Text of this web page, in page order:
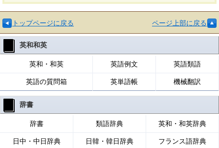
トップページに戻る ページ上部に戻る
英和和英
英和・和英 英語例文 英語類語
英語の質問箱 英単語帳 機械翻訳
辞書
辞書 類語辞典 英和・和英辞典
日中・中日辞典 日韓・韓日辞典 フランス語辞典